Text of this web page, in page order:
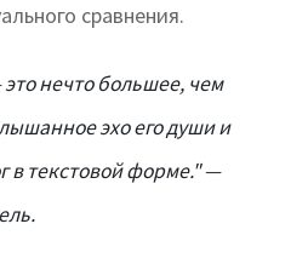
сравнения.
нечто большее, чем
эхо его души и
в текстовой форме." —